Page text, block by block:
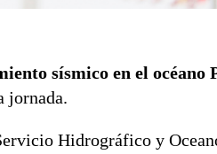
sísmico en el océano
jornada.
Hidrográfico y